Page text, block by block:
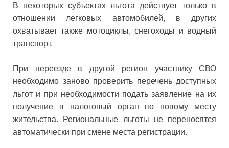
В некоторых субъектах льгота действует только в
отношении легковых автомобилей, в других
охватывает также мотоциклы, снегоходы и водный
транспорт.
При переезде в другой регион участнику СВО
необходимо заново проверить перечень доступных
льгот и при необходимости подать заявление на их
получение в налоговый орган по новому месту
жительства. Региональные льготы не переносятся
автоматически при смене места регистрации.